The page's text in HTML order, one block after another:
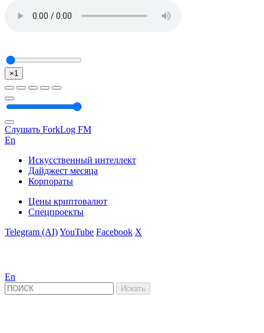
×1
Слушать ForkLog FM
En
Искусственный интеллект
Дайджест месяца
Корпораты
Цены криптовалют
Спецпроекты
Telegram (AI)YouTube Facebook X
En